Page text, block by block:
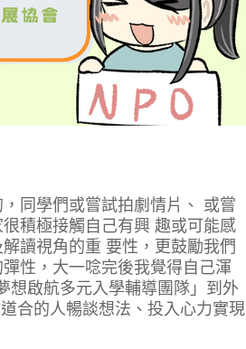
同學們或嘗試拍劇情片、 或嘗
積極接觸自己有興 趣或可能感
讀視角的重 要性，更鼓勵我們
性，大一唸完後我覺得自己渾
想啟航多元入學輔導團隊」到外
合的人暢談想法、投入心力實現